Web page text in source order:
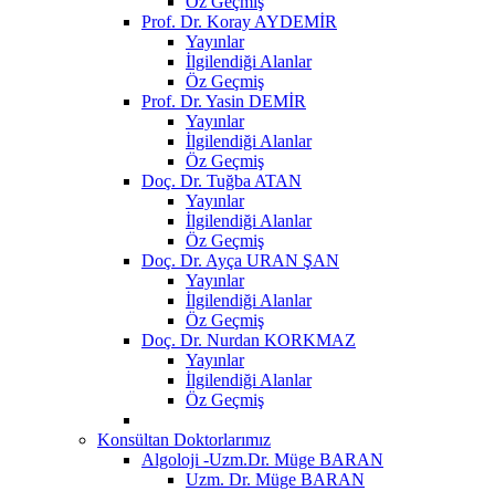
Prof. Dr. Koray AYDEMİR
Yayınlar
İlgilendiği Alanlar
Öz Geçmiş
Prof. Dr. Yasin DEMİR
Yayınlar
İlgilendiği Alanlar
Öz Geçmiş
Doç. Dr. Tuğba ATAN
Yayınlar
İlgilendiği Alanlar
Öz Geçmiş
Doç. Dr. Ayça URAN ŞAN
Yayınlar
İlgilendiği Alanlar
Öz Geçmiş
Doç. Dr. Nurdan KORKMAZ
Yayınlar
İlgilendiği Alanlar
Öz Geçmiş
Konsültan Doktorlarımız
Algoloji -Uzm.Dr. Müge BARAN
Uzm. Dr. Müge BARAN